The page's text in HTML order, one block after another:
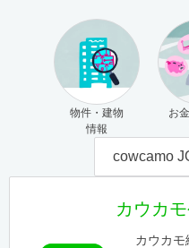
物件・建物
情報
お
cowcamo
カウカ
カウカ